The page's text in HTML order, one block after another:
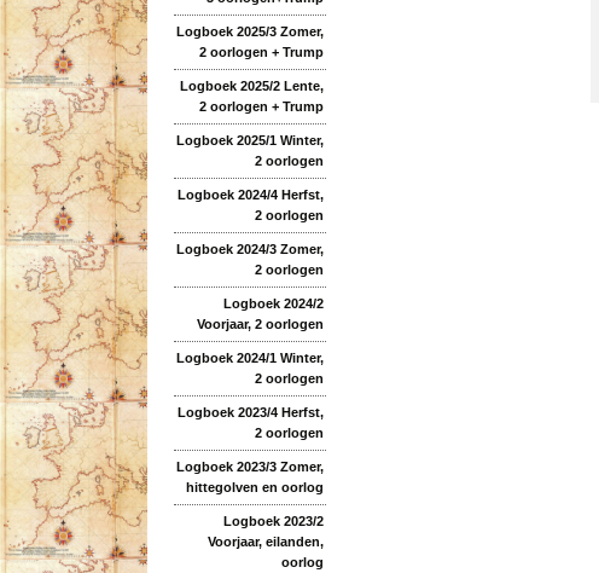
Logboek 2025/3 Zomer,
2 oorlogen + Trump
Logboek 2025/2 Lente,
2 oorlogen + Trump
Logboek 2025/1 Winter,
2 oorlogen
Logboek 2024/4 Herfst,
2 oorlogen
Logboek 2024/3 Zomer,
2 oorlogen
Logboek 2024/2
Voorjaar, 2 oorlogen
Logboek 2024/1 Winter,
2 oorlogen
Logboek 2023/4 Herfst,
2 oorlogen
Logboek 2023/3 Zomer,
hittegolven en oorlog
Logboek 2023/2
Voorjaar, eilanden,
oorlog